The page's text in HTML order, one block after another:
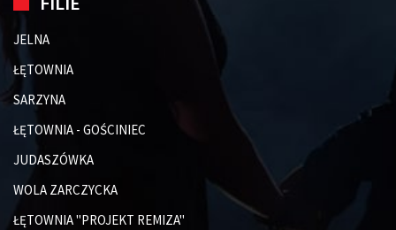
JELNA
ŁĘTOWNIA
SARZYNA
ŁĘTOWNIA - GOŚCINIEC
JUDASZÓWKA
WOLA ZARCZYCKA
ŁĘTOWNIA "PROJEKT REMIZA"